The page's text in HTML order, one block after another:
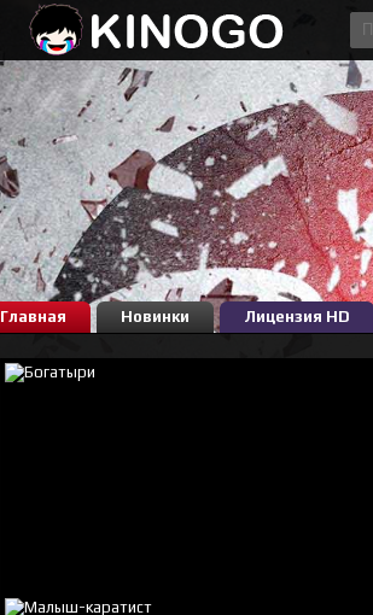
Главная Новинки Лицензия HD